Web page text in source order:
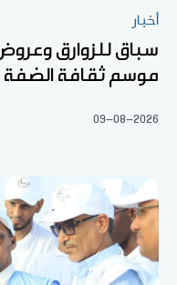
أخبار
سباق للزوارق
موسم ثقافة الضفة
09-08-2026